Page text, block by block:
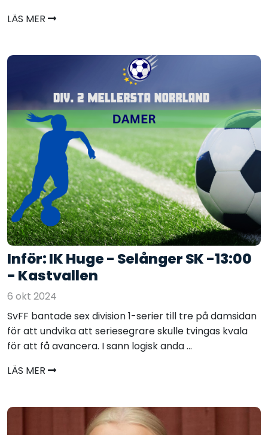
LÄS MER
Inför: IK Huge - Selånger SK -13:00
- Kastvallen
6 okt 2024
SvFF bantade sex division 1-serier till tre på damsidan
för att undvika att seriesegrare skulle tvingas kvala
för att få avancera. I sann logisk anda ...
LÄS MER